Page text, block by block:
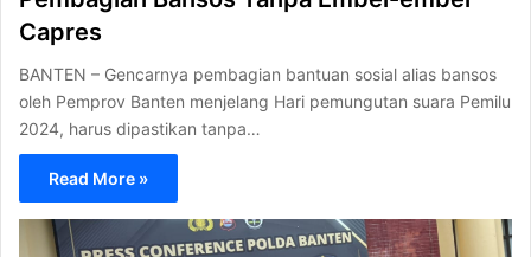
Capres
BANTEN – Gencarnya pembagian bantuan sosial alias bansos
oleh Pemprov Banten menjelang Hari pemungutan suara Pemilu
2024, harus dipastikan tanpa…
Read More »